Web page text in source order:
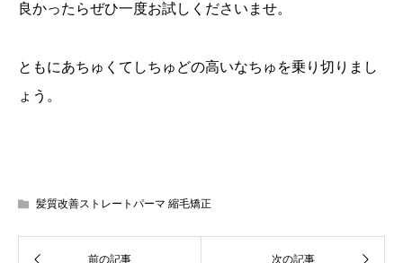
良かったらぜひ一度お試しくださいませ。
ともにあちゅくてしちゅどの高いなちゅを乗り切りまし
ょう。
髪質改善ストレートパーマ 縮毛矯正